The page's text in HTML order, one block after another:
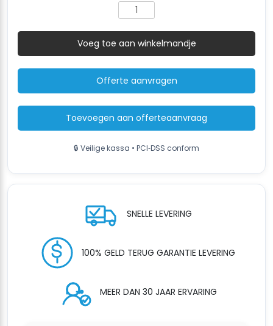
SMITH
Elektrische
Stapelaar
CLE
–
met
S-
Ride
Basis
–
(12V/120AH)
Voeg toe aan winkelmandje
Offerte aanvragen
Toevoegen aan offerteaanvraag
🔒 Veilige kassa • PCI‑DSS conform
SNELLE LEVERING
100% GELD TERUG GARANTIE LEVERING
MEER DAN 30 JAAR ERVARING